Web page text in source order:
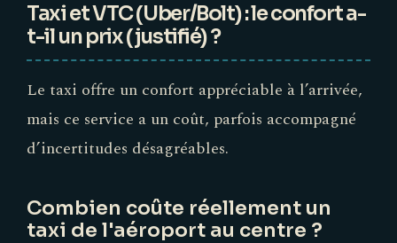
Taxi et VTC (Uber/Bolt) : le confort a-
t-il un prix (justifié) ?
Le taxi offre un confort appréciable à l’arrivée,
mais ce service a un coût, parfois accompagné
d’incertitudes désagréables.
Combien coûte réellement un
taxi de l'aéroport au centre ?